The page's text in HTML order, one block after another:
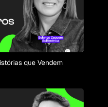
que Vendem